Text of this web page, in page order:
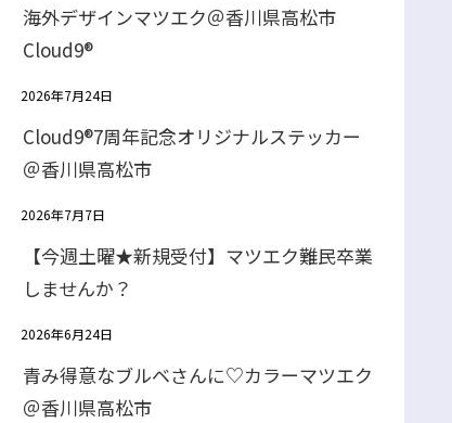
海外デザインマツエク＠香川県高松市
Cloud9®
2026年7月24日
Cloud9®7周年記念オリジナルステッカー
＠香川県高松市
2026年7月7日
【今週土曜★新規受付】マツエク難民卒業
しませんか？
2026年6月24日
青み得意なブルベさんに♡カラーマツエク
＠香川県高松市